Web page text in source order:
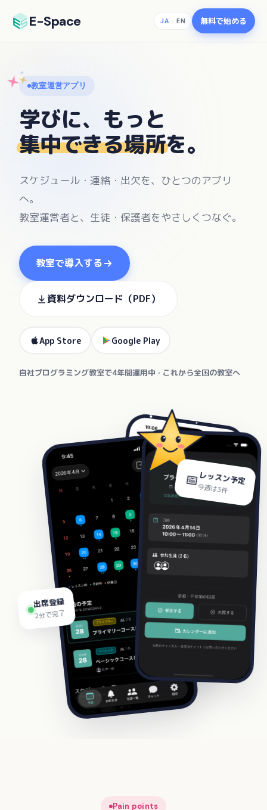
E-Space JA EN 無料で始める
教室運営アプリ
学びに、もっと
集中できる場所を。
スケジュール・連絡・出欠を、ひとつのアプリ
へ。
教室運営者と、生徒・保護者をやさしくつなぐ。
教室で導入する
資料ダウンロード（PDF）
App Store Google Play
自社プログラミング教室で4年間運用中 · これから全国の教室へ
📅レッスン予定
今週は3件
出席登録
2分で完了
Pain points